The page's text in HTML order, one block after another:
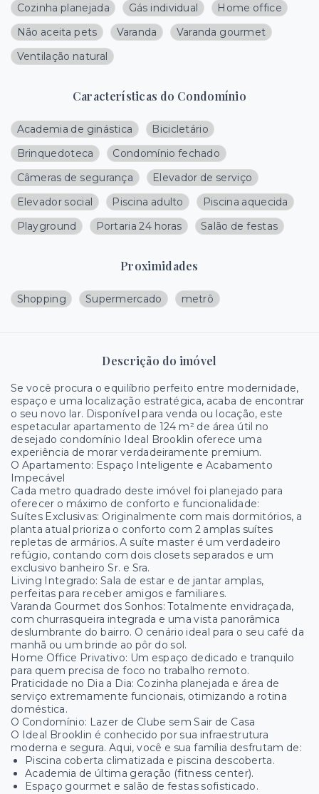
Cozinha planejada
Gás individual
Home office
Não aceita pets
Varanda
Varanda gourmet
Ventilação natural
Características do Condomínio
Academia de ginástica
Bicicletário
Brinquedoteca
Condomínio fechado
Câmeras de segurança
Elevador de serviço
Elevador social
Piscina adulto
Piscina aquecida
Playground
Portaria 24 horas Salão de festas
Proximidades
Shopping Supermercado metrô
Descrição do imóvel
Se você procura o equilíbrio perfeito entre modernidade,
espaço e uma localização estratégica, acaba de encontrar
o seu novo lar. Disponível para venda ou locação, este
espetacular apartamento de 124 m² de área útil no
desejado condomínio Ideal Brooklin oferece uma
experiência de morar verdadeiramente premium.
O Apartamento: Espaço Inteligente e Acabamento
Impecável
Cada metro quadrado deste imóvel foi planejado para
oferecer o máximo de conforto e funcionalidade:
Suítes Exclusivas: Originalmente com mais dormitórios, a
planta atual prioriza o conforto com 2 amplas suítes
repletas de armários. A suíte master é um verdadeiro
refúgio, contando com dois closets separados e um
exclusivo banheiro Sr. e Sra.
Living Integrado: Sala de estar e de jantar amplas,
perfeitas para receber amigos e familiares.
Varanda Gourmet dos Sonhos: Totalmente envidraçada,
com churrasqueira integrada e uma vista panorâmica
deslumbrante do bairro. O cenário ideal para o seu café da
manhã ou um brinde ao pôr do sol.
Home Office Privativo: Um espaço dedicado e tranquilo
para quem precisa de foco no trabalho remoto.
Praticidade no Dia a Dia: Cozinha planejada e área de
serviço extremamente funcionais, otimizando a rotina
doméstica.
O Condomínio: Lazer de Clube sem Sair de Casa
O Ideal Brooklin é conhecido por sua infraestrutura
moderna e segura. Aqui, você e sua família desfrutam de:
Piscina coberta climatizada e piscina descoberta.
Academia de última geração (fitness center).
Espaço gourmet e salão de festas sofisticado.